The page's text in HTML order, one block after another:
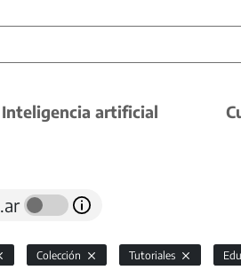
Inteligencia artificial
Colección Tutoriales